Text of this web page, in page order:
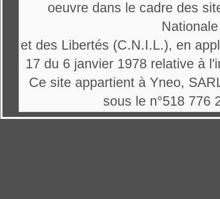
oeuvre dans le cadre des
et des Libertés (C.N.I.L.), en
17 du 6 janvier 1978 relative à
Ce site appartient à Yneo,
sous le n°518 776